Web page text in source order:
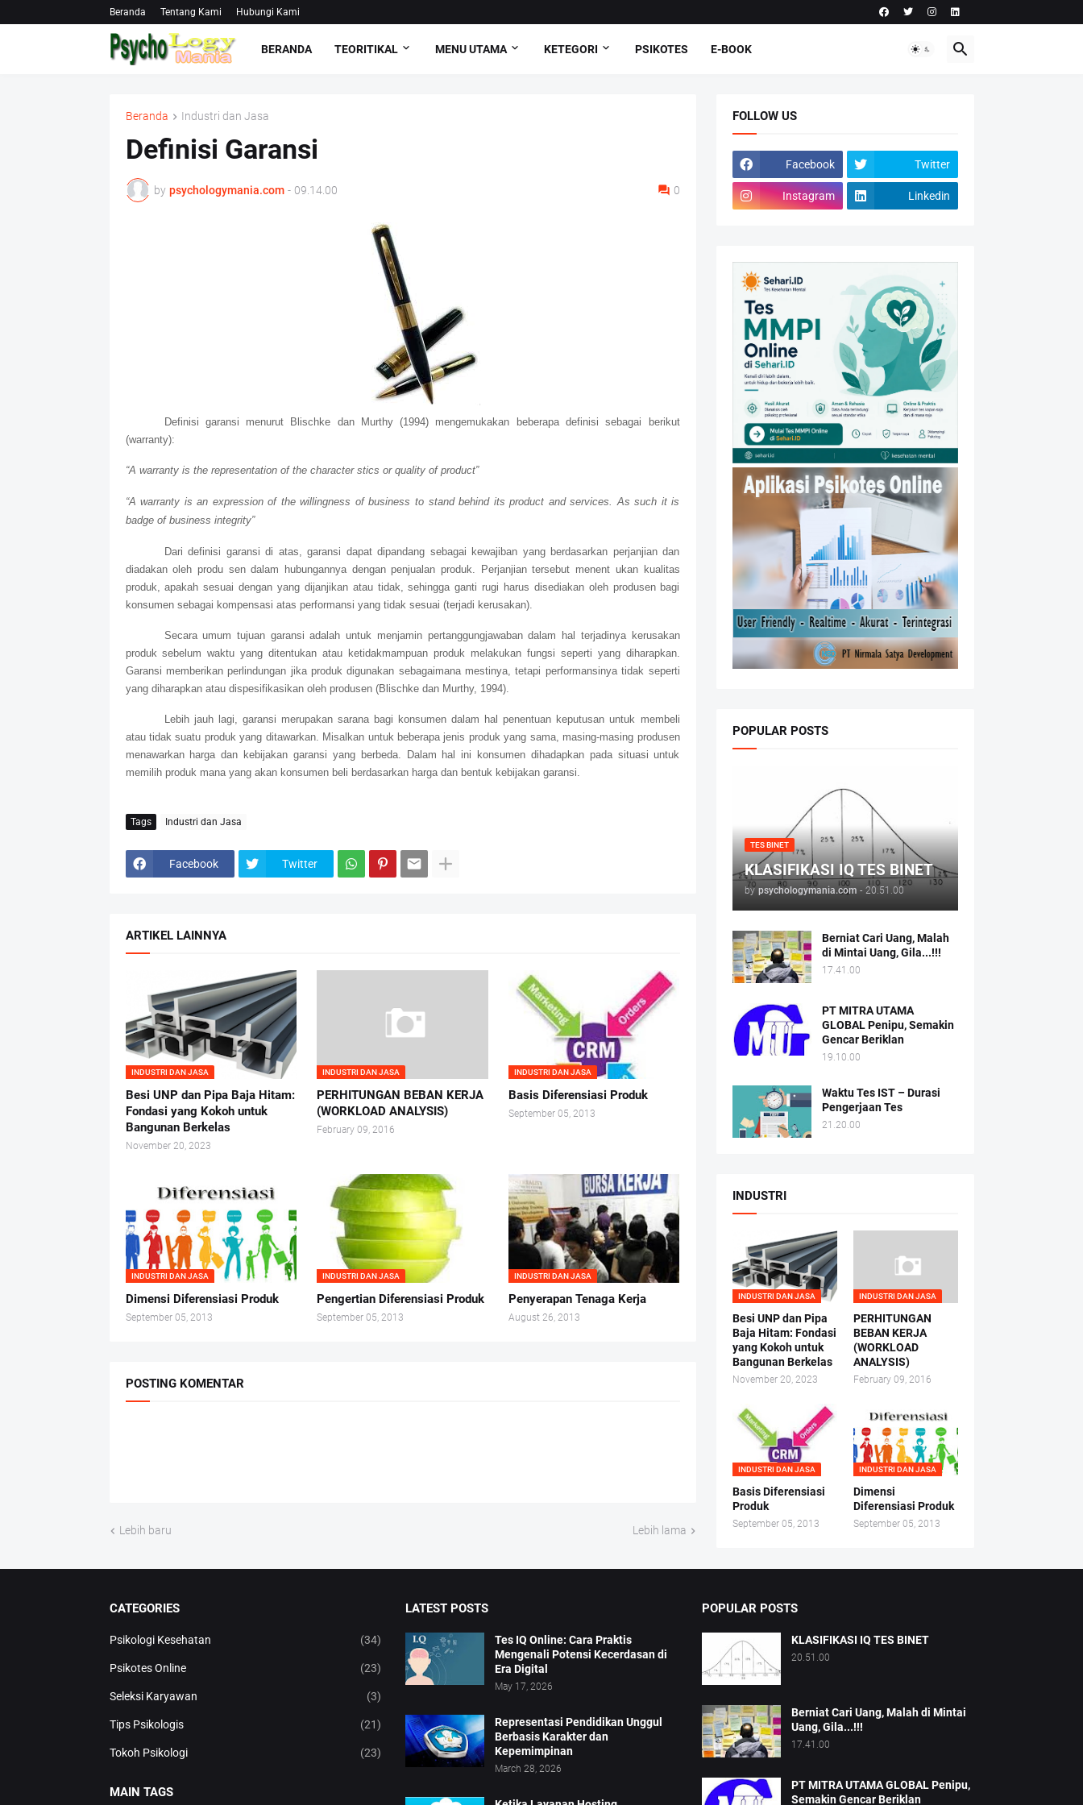
Beranda Tentang Kami Hubungi Kami
BERANDA TEORITIKAL MENU UTAMA KETEGORI PSIKOTES E-BOOK
Beranda Industri dan Jasa
Definisi Garansi
by psychologymania.com - 09.14.00 0
Definisi garansi menurut Blischke dan Murthy (1994) mengemukakan beberapa definisi sebagai berikut
(warranty):
“A warranty is the representation of the character stics or quality of product”
“A warranty is an expression of the willingness of business to stand behind its product and services. As such it is
badge of business integrity”
Dari definisi garansi di atas, garansi dapat dipandang sebagai kewajiban yang berdasarkan perjanjian dan
diadakan oleh produ sen dalam hubungannya dengan penjualan produk. Perjanjian tersebut menent ukan kualitas
produk, apakah sesuai dengan yang dijanjikan atau tidak, sehingga ganti rugi harus disediakan oleh produsen bagi
konsumen sebagai kompensasi atas performansi yang tidak sesuai (terjadi kerusakan).
Secara umum tujuan garansi adalah untuk menjamin pertanggungjawaban dalam hal terjadinya kerusakan
produk sebelum waktu yang ditentukan atau ketidakmampuan produk melakukan fungsi seperti yang diharapkan.
Garansi memberikan perlindungan jika produk digunakan sebagaimana mestinya, tetapi performansinya tidak seperti
yang diharapkan atau dispesifikasikan oleh produsen (Blischke dan Murthy, 1994).
Lebih jauh lagi, garansi merupakan sarana bagi konsumen dalam hal penentuan keputusan untuk membeli
atau tidak suatu produk yang ditawarkan. Misalkan untuk beberapa jenis produk yang sama, masing-masing produsen
menawarkan harga dan kebijakan garansi yang berbeda. Dalam hal ini konsumen dihadapkan pada situasi untuk
memilih produk mana yang akan konsumen beli berdasarkan harga dan bentuk kebijakan garansi.
Tags Industri dan Jasa
Facebook Twitter
ARTIKEL LAINNYA
INDUSTRI DAN JASA
Besi UNP dan Pipa Baja Hitam:
Fondasi yang Kokoh untuk
Bangunan Berkelas
November 20, 2023
INDUSTRI DAN JASA
PERHITUNGAN BEBAN KERJA
(WORKLOAD ANALYSIS)
February 09, 2016
INDUSTRI DAN JASA
Basis Diferensiasi Produk
September 05, 2013
INDUSTRI DAN JASA
Dimensi Diferensiasi Produk
September 05, 2013
INDUSTRI DAN JASA
Pengertian Diferensiasi Produk
September 05, 2013
INDUSTRI DAN JASA
Penyerapan Tenaga Kerja
August 26, 2013
POSTING KOMENTAR
Lebih baru Lebih lama
FOLLOW US
Facebook Twitter
Instagram Linkedin
POPULAR POSTS
TES BINET
KLASIFIKASI IQ TES BINET
by psychologymania.com - 20.51.00
Berniat Cari Uang, Malah
di Mintai Uang, Gila...!!!
17.41.00
PT MITRA UTAMA
GLOBAL Penipu, Semakin
Gencar Beriklan
19.10.00
Waktu Tes IST – Durasi
Pengerjaan Tes
21.20.00
INDUSTRI
INDUSTRI DAN JASA
Besi UNP dan Pipa
Baja Hitam: Fondasi
yang Kokoh untuk
Bangunan Berkelas
November 20, 2023
INDUSTRI DAN JASA
PERHITUNGAN
BEBAN KERJA
(WORKLOAD
ANALYSIS)
February 09, 2016
INDUSTRI DAN JASA
Basis Diferensiasi
Produk
September 05, 2013
INDUSTRI DAN JASA
Dimensi
Diferensiasi Produk
September 05, 2013
CATEGORIES
Psikologi Kesehatan (34)
Psikotes Online (23)
Seleksi Karyawan (3)
Tips Psikologis (21)
Tokoh Psikologi (23)
MAIN TAGS
LATEST POSTS
Tes IQ Online: Cara Praktis
Mengenali Potensi Kecerdasan di
Era Digital
May 17, 2026
Representasi Pendidikan Unggul
Berbasis Karakter dan
Kepemimpinan
March 28, 2026
POPULAR POSTS
KLASIFIKASI IQ TES BINET
20.51.00
Berniat Cari Uang, Malah di Mintai
Uang, Gila...!!!
17.41.00
PT MITRA UTAMA GLOBAL Penipu,
Semakin Gencar Beriklan